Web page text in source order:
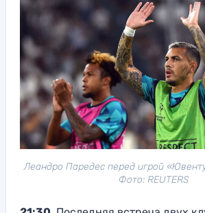
Леандро Паредес перед игрой
Фото: REUTERS